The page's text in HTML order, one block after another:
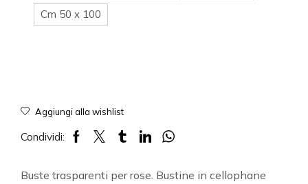
Cm 50 x 100
Aggiungi alla wishlist
Condividi:
Buste trasparenti per rose. Bustine in cellophane